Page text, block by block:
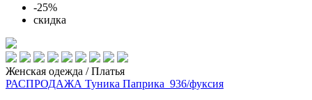
-25%
скидка
Женская одежда / Платья
РАСПРОДАЖА Туника Паприка_936/фуксия